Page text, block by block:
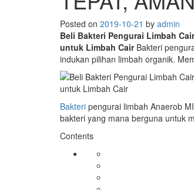
Posted on 2019-10-21 by admin
Beli Bakteri Pengurai Limbah
untuk Limbah Cair Bakteri
indukan pilihan limbah organik.
Bakteri pengurai limbah Anaerob
bakteri yang mana berguna untuk
Contents